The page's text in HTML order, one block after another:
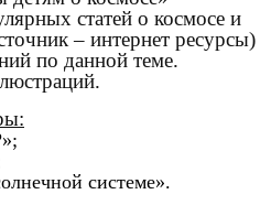
статей о космосе и
– интернет ресурсы)
по данной теме.
системе».